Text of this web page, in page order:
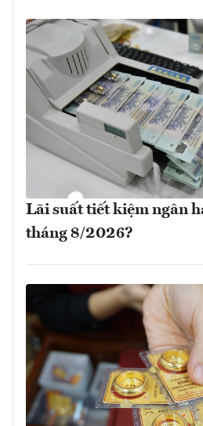
Lãi suất tiết kiệm ngân
tháng 8/2026?